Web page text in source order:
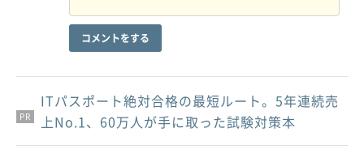
コメントをする
PR
PR
PR
ITパスポート絶対合格の最短ルート。5年連続売
上No.1、60万人が手に取った試験対策本